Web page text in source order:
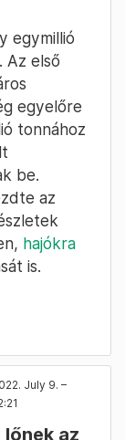
egymillió
Az első
egyelőre
tonnához
be.
az
hajókra
is.
July 9. –
az